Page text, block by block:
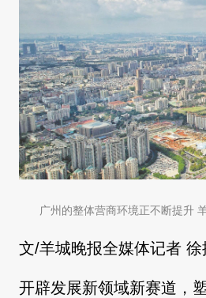
广州的整体营商环境正不断提升
文/羊城晚报全媒体记者
开辟发展新领域新赛道，